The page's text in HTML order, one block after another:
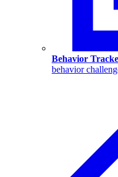
Behavior
behavior